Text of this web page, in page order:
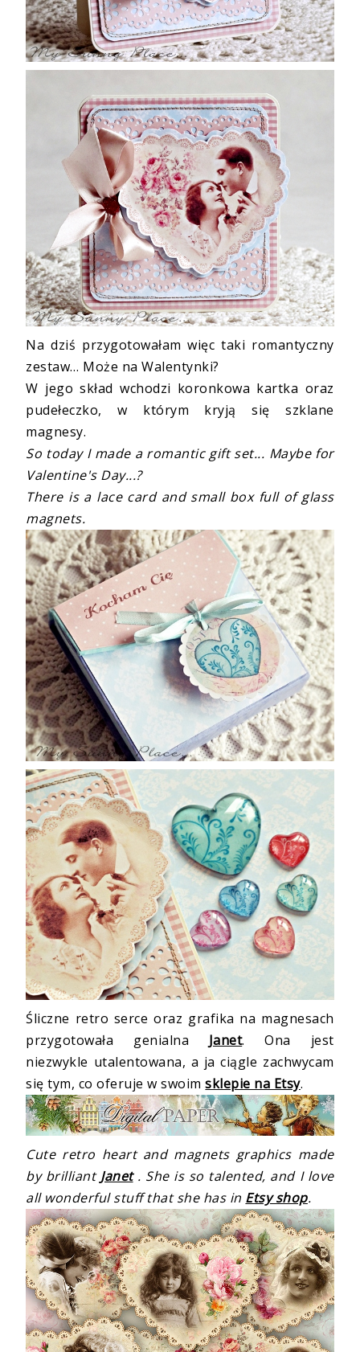
Na dziś przygotowałam więc taki romantyczny
zestaw… Może na Walentynki?
W jego skład wchodzi koronkowa kartka oraz
pudełeczko, w którym kryją się szklane
magnesy.
So today I made a romantic gift set... Maybe for
Valentine's Day...?
There is a lace card and small box full of glass
magnets.
Śliczne retro serce oraz grafika na magnesach
przygotowała genialna Janet. Ona jest
niezwykle utalentowana, a ja ciągle zachwycam
się tym, co oferuje w swoimsklepie na Etsy.
Cute retro heart and magnets graphics made
by brilliant Janet. She is so talented, and I love
all wonderful stuff that she has in Etsy shop.